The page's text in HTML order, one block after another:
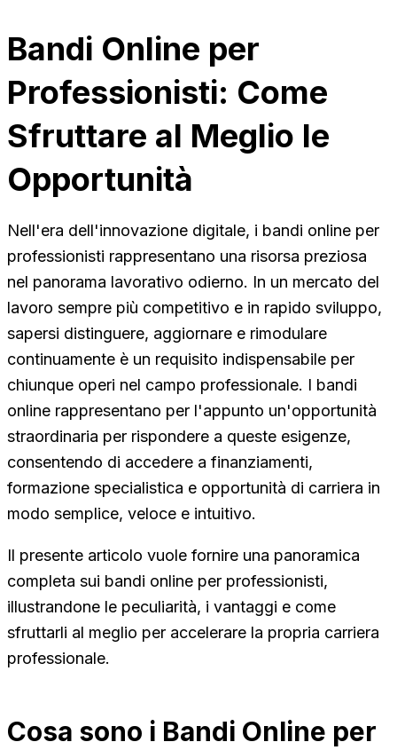
Bandi Online per
Professionisti: Come
Sfruttare al Meglio le
Opportunità
Nell'era dell'innovazione digitale, i bandi online per
professionisti rappresentano una risorsa preziosa
nel panorama lavorativo odierno. In un mercato del
lavoro sempre più competitivo e in rapido sviluppo,
sapersi distinguere, aggiornare e rimodulare
continuamente è un requisito indispensabile per
chiunque operi nel campo professionale. I bandi
online rappresentano per l'appunto un'opportunità
straordinaria per rispondere a queste esigenze,
consentendo di accedere a finanziamenti,
formazione specialistica e opportunità di carriera in
modo semplice, veloce e intuitivo.
Il presente articolo vuole fornire una panoramica
completa sui bandi online per professionisti,
illustrandone le peculiarità, i vantaggi e come
sfruttarli al meglio per accelerare la propria carriera
professionale.
Cosa sono i Bandi Online per